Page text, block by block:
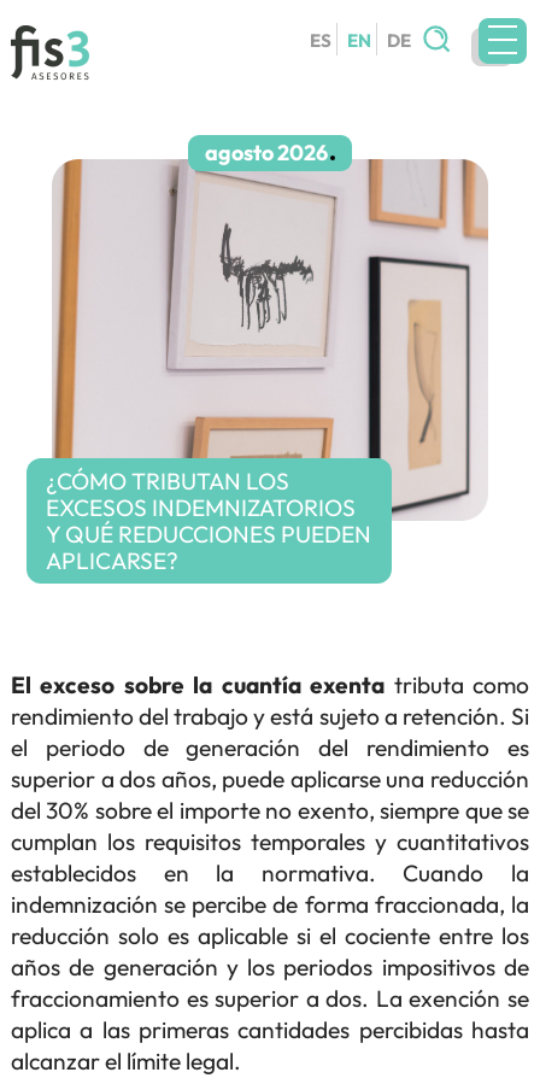
ES EN DE
Search
for:
SERVICES
BLOG
WORK WITH US
agosto 2026
¿CÓMO TRIBUTAN LOS
EXCESOS INDEMNIZATORIOS
Y QUÉ REDUCCIONES PUEDEN
APLICARSE?
El exceso sobre la cuantía exenta tributa como
rendimiento del trabajo y está sujeto a retención. Si
el periodo de generación del rendimiento es
superior a dos años, puede aplicarse una reducción
del 30% sobre el importe no exento, siempre que se
cumplan los requisitos temporales y cuantitativos
establecidos en la normativa. Cuando la
indemnización se percibe de forma fraccionada, la
reducción solo es aplicable si el cociente entre los
años de generación y los periodos impositivos de
fraccionamiento es superior a dos. La exención se
aplica a las primeras cantidades percibidas hasta
alcanzar el límite legal.